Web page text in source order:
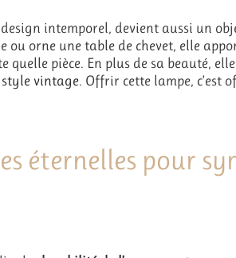
intemporel, devient aussi un
ou orne une table de chevet, elle
pièce. En plus de sa beauté,
style vintage. Offrir cette lampe, c’est
éternelles pour